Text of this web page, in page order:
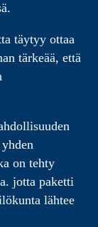
täytyy ottaa
tärkeää, että
on tehty
jotta paketti
lähtee